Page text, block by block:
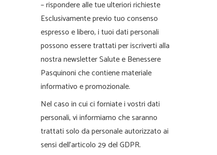
– rispondere alle tue ulteriori richieste
Esclusivamente previo tuo consenso
espresso e libero, i tuoi dati personali
possono essere trattati per iscriverti alla
nostra newsletter Salute e Benessere
Pasquinoni che contiene materiale
informativo e promozionale.
Nel caso in cui ci forniate i vostri dati
personali, vi informiamo che saranno
trattati solo da personale autorizzato ai
sensi dell’articolo 29 del GDPR.